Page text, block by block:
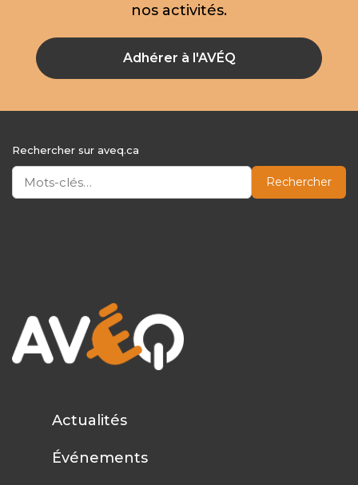
nos activités.
Adhérer à l'AVÉQ
Rechercher sur aveq.ca
Rechercher
Actualités
Événements